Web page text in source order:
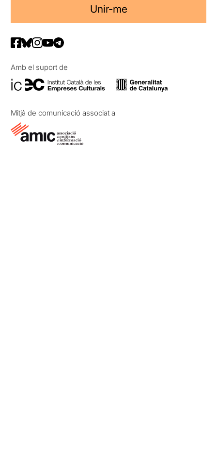
Unir-me
Amb el suport de
Mitjà de comunicació associat a